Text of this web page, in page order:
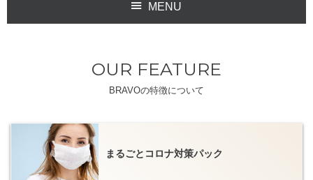
MENU
OUR FEATURE
BRAVOの特徴について
まるごとコロナ対策パック